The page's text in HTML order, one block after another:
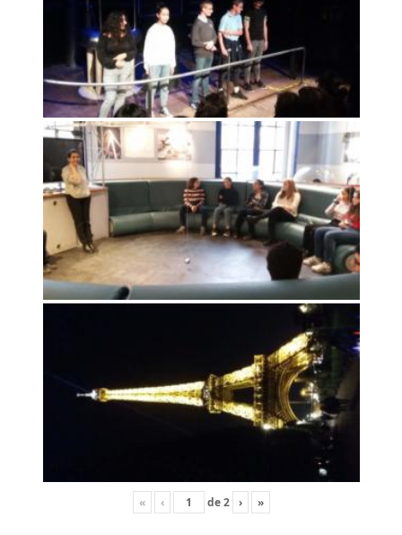
« ‹ de2 › »